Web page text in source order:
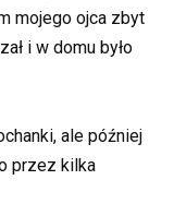
mojego ojca zbyt
i w domu było
ale później
przez kilka